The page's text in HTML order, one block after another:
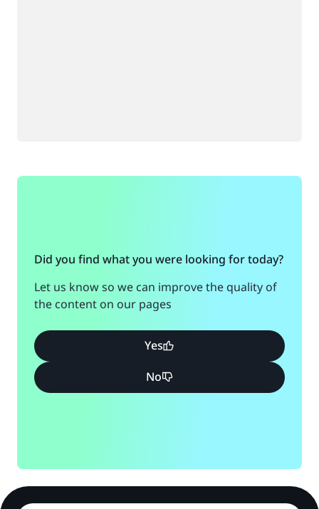
Did you find what you were looking for today?
Let us know so we can improve the quality of
the content on our pages
Yes
No